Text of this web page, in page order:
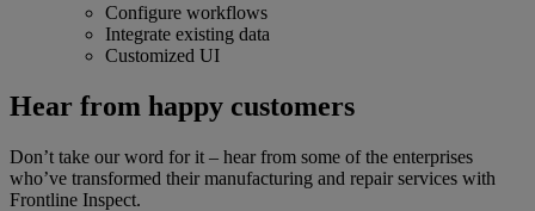
Configure workflows
Integrate existing data
Customized UI
Hear from happy customers
Don’t take our word for it – hear from some of the enterprises
who’ve transformed their manufacturing and repair services with
Frontline Inspect.